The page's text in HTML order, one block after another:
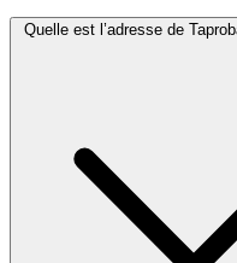
Quelle est l’adresse de